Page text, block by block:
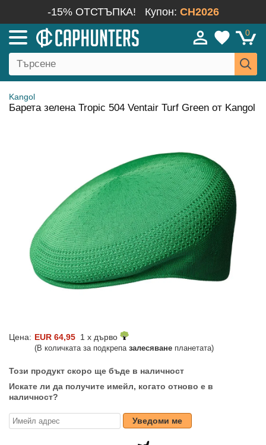
-15% ОТСТЪПКА! Купон: CH2026
0
Kangol
Барета зелена Tropic 504 Ventair Turf Green от Kangol
Цена: EUR 64,95 1 x дърво
(В количката за подкрепа залесяване планетата)
Този продукт скоро ще бъде в наличност
Искате ли да получите имейл, когато отново е в
наличност?
Уведоми ме